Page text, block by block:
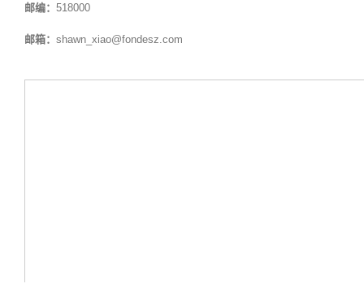
邮编： 518000
邮箱： shawn_xiao@fondesz.com